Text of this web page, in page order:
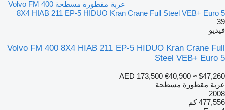
عربة مقطورة مسطحة Volvo FM 400
8X4 HIAB 211 EP-5 HIDUO Kran Crane Full Steel VEB+ Euro 5
39
فيديو
Volvo FM 400 8X4 HIAB 211 EP-5 HIDUO Kran Crane Full
Steel VEB+ Euro 5
AED 173,500 €40,900 ≈ $47,260
عربة مقطورة مسطحة
2008
477,556 كم